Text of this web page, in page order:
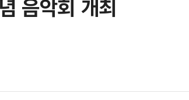
음악회 개최